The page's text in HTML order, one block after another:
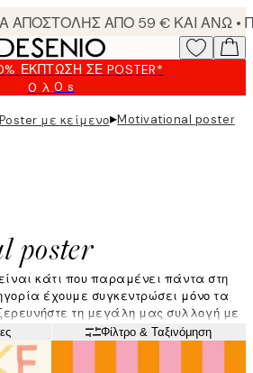
ΈΚΠΤΩΣΗ ΣΕ POSTER*
0 λ.0 s
Ισχύει
μέχρι:
2026-
Poster με κείμενο▸Motivational poster
poster
κάτι που παραμένει πάντα στη
έχουμε συγκεντρώσει μόνο τα
τη μεγάλη μας συλλογή με
βρείτε τα αγαπημένα σας! Ένα
σας θα χρησιμεύσει ως μια
σε μια κατά τα άλλα αγχωτική
Φίλτρο & Ταξινόμηση